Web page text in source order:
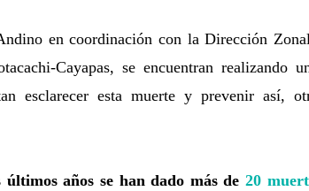
en coordinación con la Dirección
Cayapas, se encuentran realizando
esclarecer esta muerte y prevenir así,
últimos años se han dado más de 20